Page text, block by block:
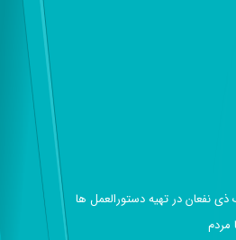
نفعان در تهیه دستورالعمل ها
مردم